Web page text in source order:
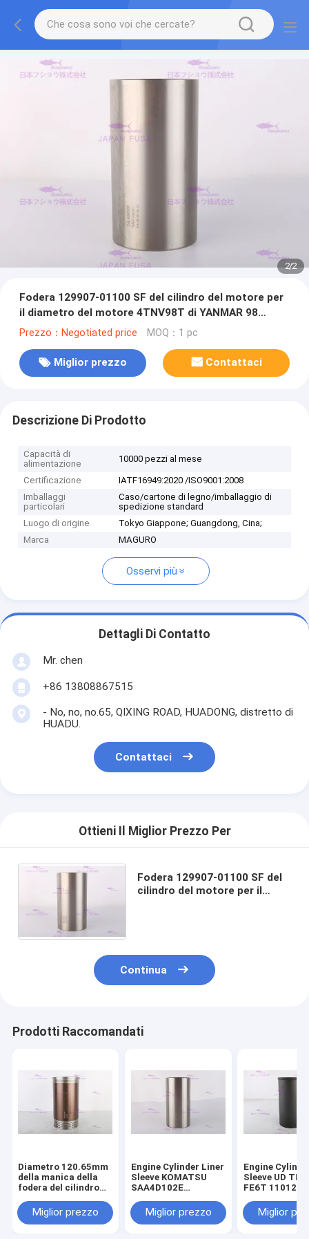
2/2
Fodera 129907-01100 SF del cilindro del motore per
il diametro del motore 4TNV98T di YANMAR 98
millimetri
Prezzo：Negotiated price MOQ：1 pc
Miglior prezzo Contattaci
Descrizione Di Prodotto
Capacità di
alimentazione
10000 pezzi al mese
Certificazione
IATF16949:2020 /ISO9001:2008
Imballaggi
particolari
Caso/cartone di legno/imballaggio di
spedizione standard
Luogo di origine
Tokyo Giappone; Guangdong, Cina;
Marca
MAGURO
Osservi più
Dettagli Di Contatto
Mr. chen
+86 13808867515
- No, no, no.65, QIXING ROAD, HUADONG, distretto di
HUADU.
Contattaci
Ottieni Il Miglior Prezzo Per
Fodera 129907-01100 SF del
cilindro del motore per il
Continua
Prodotti Raccomandati
Diametro 120.65mm
della manica della
fodera del cilindro
di CATERPILLARR
3306
Miglior prezzo
Engine Cylinder Liner
Sleeve KOMATSU
SAA4D102E
29-2110 DIA 102 mm
Miglior prezzo
Engine
Sleeve UD
FE6T 11012-
Miglior